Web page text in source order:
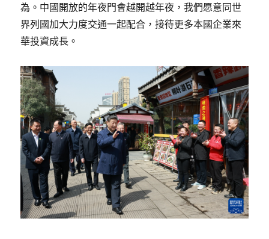
為。中國開放的年夜門會越開越年夜，我們愿意同世
界列國加大力度交通一起配合，接待更多本國企業來
華投資成長。